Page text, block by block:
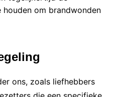
om brandwonden
ons, zoals liefhebbers